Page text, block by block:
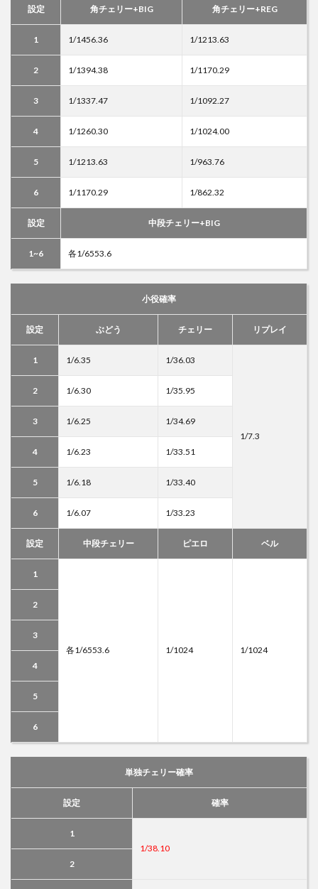
設定 角チェリー+BIG 角チェリー+REG
1 1/1456.36 1/1213.63
2 1/1394.38 1/1170.29
3 1/1337.47 1/1092.27
4 1/1260.30 1/1024.00
5 1/1213.63 1/963.76
6 1/1170.29 1/862.32
設定 中段チェリー+BIG
1~6 各1/6553.6
小役確率
設定 ぶどう チェリー リプレイ
1 1/6.35 1/36.03
1/7.3
2 1/6.30 1/35.95
3 1/6.25 1/34.69
4 1/6.23 1/33.51
5 1/6.18 1/33.40
6 1/6.07 1/33.23
設定 中段チェリー ピエロ ベル
1
各1/6553.6 1/1024 1/1024
2
3
4
5
6
単独チェリー確率
設定 確率
1
1/38.10
2